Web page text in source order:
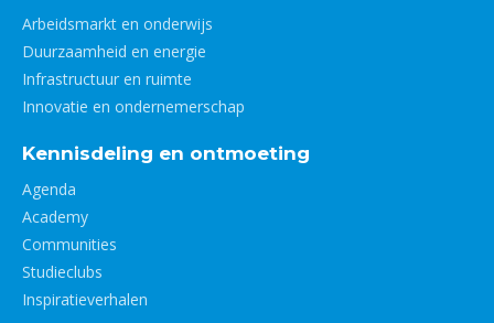
Arbeidsmarkt en onderwijs
Duurzaamheid en energie
Infrastructuur en ruimte
Innovatie en ondernemerschap
Kennisdeling en ontmoeting
Agenda
Academy
Communities
Studieclubs
Inspiratieverhalen